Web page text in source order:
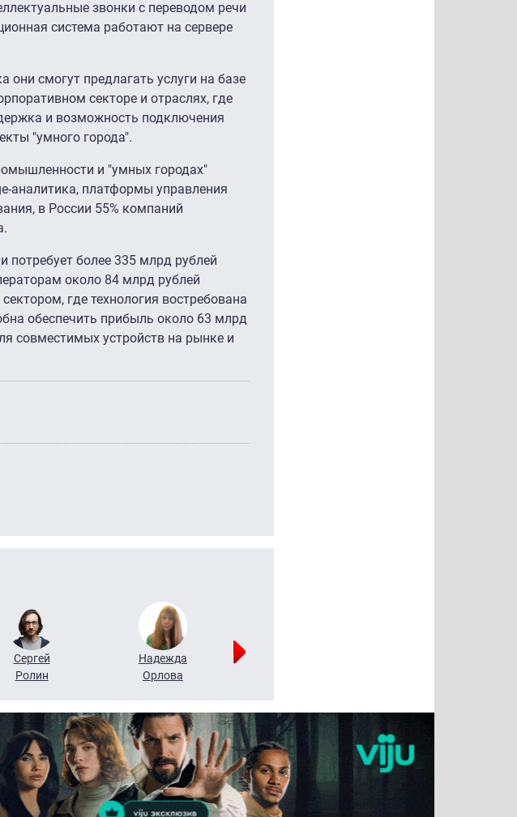
звонки с переводом речи
система работают на сервере
смогут предлагать услуги на базе
секторе и отраслях, где
и возможность подключения
"умного города".
и "умных городах"
аналитика, платформы управления
в России 55% компаний
потребует более 335 млрд рублей
около 84 млрд рублей
где технология востребована
обеспечить прибыль около 63 млрд
совместимых устройств на рынке и
Сергей
Ролин
Надежда
Орлова